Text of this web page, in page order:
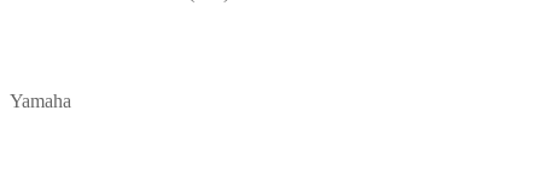
Yamaha